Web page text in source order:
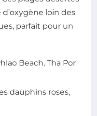
loin des
parfait pour un
Beach, Tha Por
dauphins roses,